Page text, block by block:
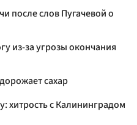
после слов Пугачевой о
из-за угрозы окончания
сахар
хитрость с Калининградом